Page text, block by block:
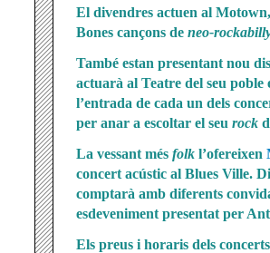
El divendres actuen al
Bones cançons de neo-
També estan presentant nou
actuarà al Teatre del seu poble
l’entrada de cada un dels
per anar a escoltar el seu rock
La vessant més folk l’ofereixen
concert acústic al Blues Ville.
comptarà amb diferents
esdeveniment presentat per
Els preus i horaris dels